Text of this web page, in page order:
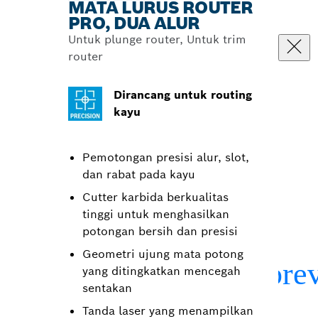
MATA LURUS ROUTER
PRO, DUA ALUR
Untuk plunge router, Untuk trim
router
Dirancang untuk routing
kayu
Pemotongan presisi alur, slot,
dan rabat pada kayu
Cutter karbida berkualitas
tinggi untuk menghasilkan
potongan bersih dan presisi
Geometri ujung mata potong
yang ditingkatkan mencegah
sentakan
Tanda laser yang menampilkan